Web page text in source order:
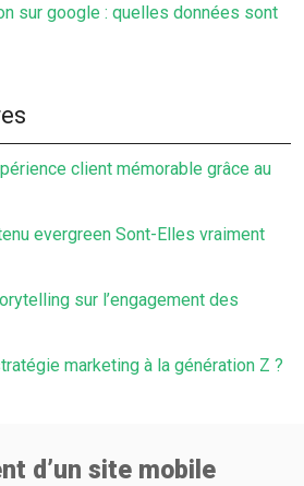
sur google : quelles données sont
client mémorable grâce au
evergreen Sont-Elles vraiment
sur l’engagement des
marketing à la génération Z ?
d’un site mobile